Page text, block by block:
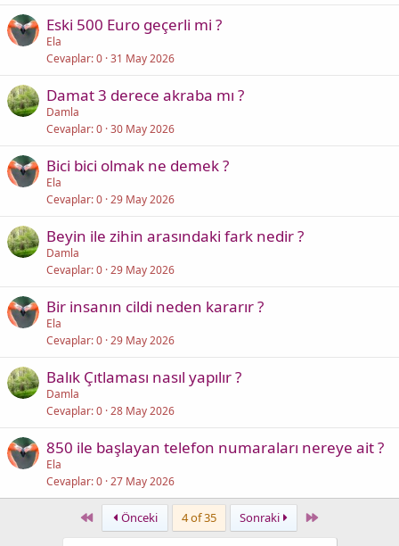
Eski 500 Euro geçerli mi ?
Ela
Cevaplar 0 31 May 2026
Damat 3 derece akraba mı ?
Damla
Cevaplar 0 30 May 2026
Bici bici olmak ne demek ?
Ela
Cevaplar 0 29 May 2026
Beyin ile zihin arasındaki fark nedir ?
Damla
Cevaplar 0 29 May 2026
Bir insanın cildi neden kararır ?
Ela
Cevaplar 0 29 May 2026
Balık Çıtlaması nasıl yapılır ?
Damla
Cevaplar 0 28 May 2026
850 ile başlayan telefon numaraları nereye ait ?
Ela
Cevaplar 0 27 May 2026
First Önceki 4 of 35 Sonraki Last